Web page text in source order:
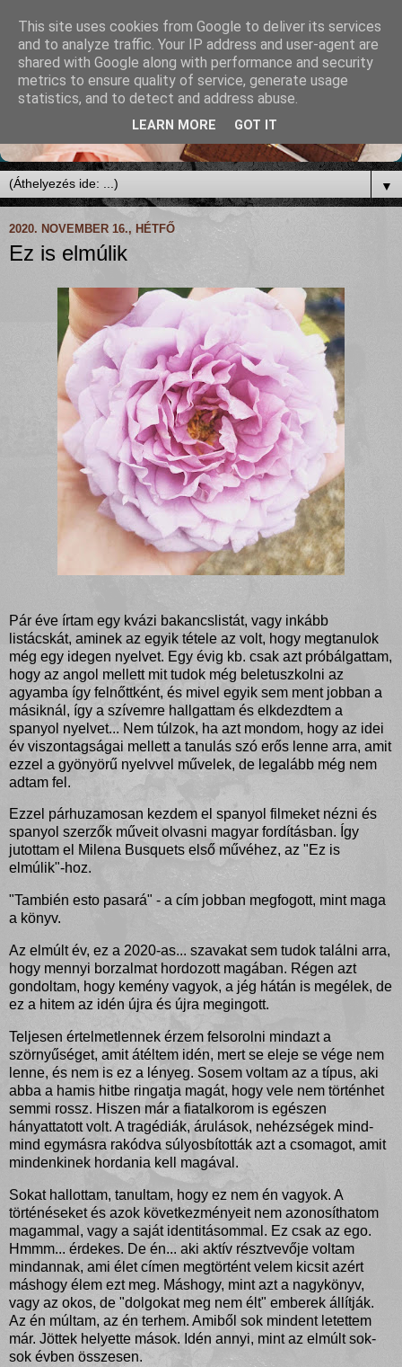
▼
2020. NOVEMBER 16., HÉTFŐ
Ez is elmúlik
Pár éve írtam egy kvázi bakancslistát, vagy inkább
listácskát, aminek az egyik tétele az volt, hogy megtanulok
még egy idegen nyelvet. Egy évig kb. csak azt próbálgattam,
hogy az angol mellett mit tudok még beletuszkolni az
agyamba így felnőttként, és mivel egyik sem ment jobban a
másiknál, így a szívemre hallgattam és elkdezdtem a
spanyol nyelvet... Nem túlzok, ha azt mondom, hogy az idei
év viszontagságai mellett a tanulás szó erős lenne arra, amit
ezzel a gyönyörű nyelvvel művelek, de legalább még nem
adtam fel.
Ezzel párhuzamosan kezdem el spanyol filmeket nézni és
spanyol szerzők műveit olvasni magyar fordításban. Így
jutottam el Milena Busquets első művéhez, az "Ez is
elmúlik"-hoz.
"También esto pasará" - a cím jobban megfogott, mint maga
a könyv.
Az elmúlt év, ez a 2020-as... szavakat sem tudok találni arra,
hogy mennyi borzalmat hordozott magában. Régen azt
gondoltam, hogy kemény vagyok, a jég hátán is megélek, de
ez a hitem az idén újra és újra megingott.
Teljesen értelmetlennek érzem felsorolni mindazt a
szörnyűséget, amit átéltem idén, mert se eleje se vége nem
lenne, és nem is ez a lényeg. Sosem voltam az a típus, aki
abba a hamis hitbe ringatja magát, hogy vele nem történhet
semmi rossz. Hiszen már a fiatalkorom is egészen
hányattatott volt. A tragédiák, árulások, nehézségek mind-
mind egymásra rakódva súlyosbították azt a csomagot, amit
mindenkinek hordania kell magával.
Sokat hallottam, tanultam, hogy ez nem én vagyok. A
történéseket és azok következményeit nem azonosíthatom
magammal, vagy a saját identitásommal. Ez csak az ego.
Hmmm... érdekes. De én... aki aktív résztvevője voltam
mindannak, ami élet címen megtörtént velem kicsit azért
máshogy élem ezt meg. Máshogy, mint azt a nagykönyv,
vagy az okos, de "dolgokat meg nem élt" emberek állítják.
Az én múltam, az én terhem. Amiből sok mindent letettem
már. Jöttek helyette mások. Idén annyi, mint az elmúlt sok-
sok évben összesen.
This site uses cookies from Google to deliver its services
and to analyze traffic. Your IP address and user-agent are
shared with Google along with performance and security
metrics to ensure quality of service, generate usage
statistics, and to detect and address abuse.
LEARN MORE GOT IT